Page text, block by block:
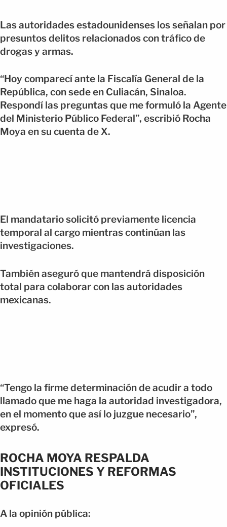
Las autoridades estadounidenses los señalan por
presuntos delitos relacionados con tráfico de
drogas y armas.
“Hoy comparecí ante la Fiscalía General de la
República, con sede en Culiacán, Sinaloa.
Respondí las preguntas que me formuló la Agente
del Ministerio Público Federal”, escribió Rocha
Moya en su cuenta de X.
El mandatario solicitó previamente licencia
temporal al cargo mientras continúan las
investigaciones.
También aseguró que mantendrá disposición
total para colaborar con las autoridades
mexicanas.
“Tengo la firme determinación de acudir a todo
llamado que me haga la autoridad investigadora,
en el momento que así lo juzgue necesario”,
expresó.
ROCHA MOYA RESPALDA
INSTITUCIONES Y REFORMAS
OFICIALES
A la opinión pública: